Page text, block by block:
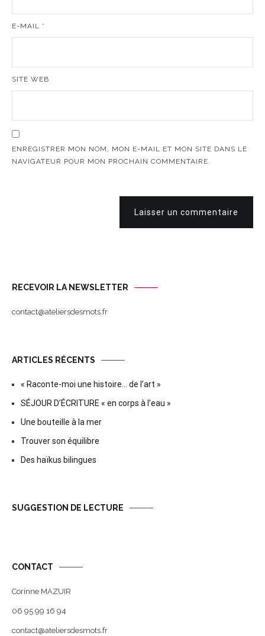
E-MAIL *
SITE WEB
ENREGISTRER MON NOM, MON E-MAIL ET MON SITE DANS LE
NAVIGATEUR POUR MON PROCHAIN COMMENTAIRE.
Laisser un commentaire
RECEVOIR LA NEWSLETTER
contact@ateliersdesmots.fr
ARTICLES RÉCENTS
« Raconte-moi une histoire… de l’art »
SÉJOUR D’ÉCRITURE « en corps à l’eau »
Une bouteille à la mer
Trouver son équilibre
Des haïkus bilingues
SUGGESTION DE LECTURE
CONTACT
Corinne MAZUIR
06 95 99 16 94
contact@ateliersdesmots.fr